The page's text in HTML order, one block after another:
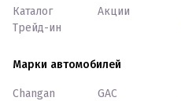
Каталог
Трейд-ин
Акции
Марки автомобилей
Changan
GAC